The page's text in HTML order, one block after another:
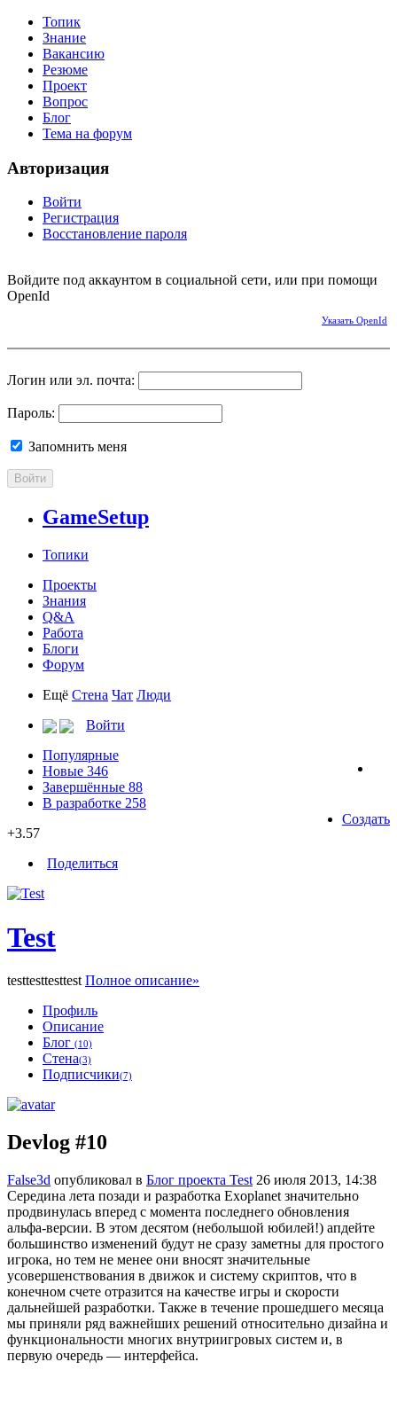
Топик
Знание
Вакансию
Резюме
Проект
Вопрос
Блог
Тема на форум
Авторизация
Войти
Регистрация
Восстановление пароля
Войдите под аккаунтом в социальной сети, или при помощи
OpenId
Указать OpenId
Логин или эл. почта:
Пароль:
Запомнить меня
Войти
GameSetup
Топики
Проекты
Знания
Q&A
Работа
Блоги
Форум
Ещё Стена Чат Люди
Войти
Популярные
Новые 346
Завершённые 88
В разработке 258
Создать
+3.57
Поделиться
Test
testtesttesttest Полное описание»
Профиль
Описание
Блог (10)
Стена(3)
Подписчики(7)
Devlog #10
False3d опубликовал в Блог проекта Test 26 июля 2013, 14:38
Середина лета позади и разработка Exoplanet значительно
продвинулась вперед с момента последнего обновления
альфа-версии. В этом десятом (небольшой юбилей!) апдейте
большинство изменений будут не сразу заметны для простого
игрока, но тем не менее они вносят значительные
усовершенствования в движок и систему скриптов, что в
конечном счете отразится на качестве игры и скорости
дальнейшей разработки. Также в течение прошедшего месяца
мы приняли ряд важнейших решений относительно дизайна и
функциональности многих внутриигровых систем и, в
первую очередь — интерфейса.